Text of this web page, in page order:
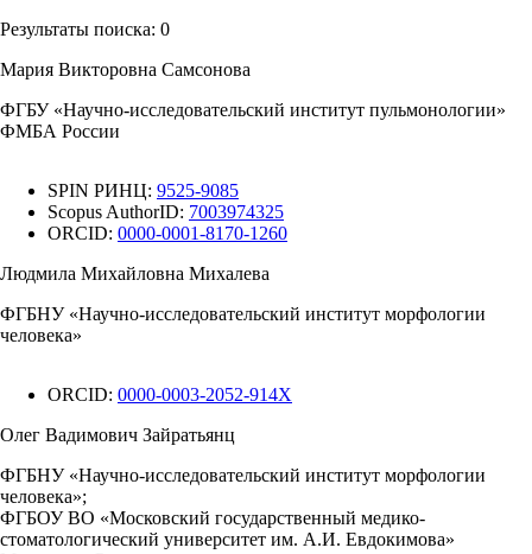
Результаты поиска: 0
Мария Викторовна Самсонова
ФГБУ «Научно-исследовательский институт пульмонологии»
ФМБА России
SPIN РИНЦ: 9525-9085
Scopus AuthorID: 7003974325
ORCID: 0000-0001-8170-1260
Людмила Михайловна Михалева
ФГБНУ «Научно-исследовательский институт морфологии
человека»
ORCID: 0000-0003-2052-914X
Олег Вадимович Зайратьянц
ФГБНУ «Научно-исследовательский институт морфологии
человека»;
ФГБОУ ВО «Московский государственный медико-
стоматологический университет им. А.И. Евдокимова»